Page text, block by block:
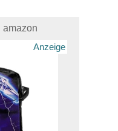
amazon
Anzeige